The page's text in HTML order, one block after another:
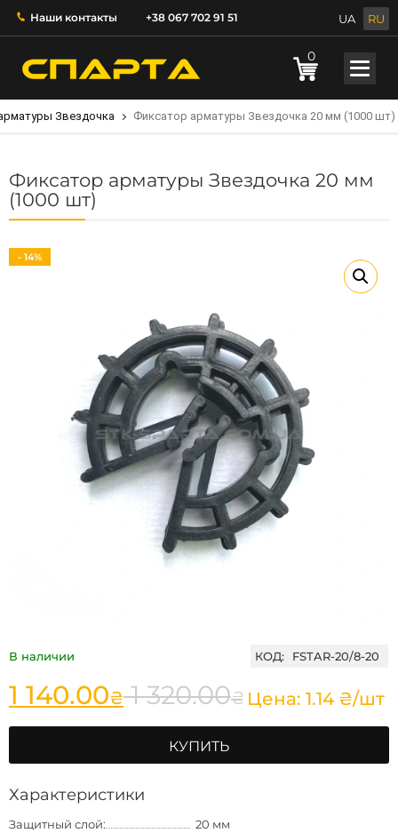
Наши контакты +38 067 702 91 51 UA RU
0
Звездочка Фиксатор арматуры Звездочка 20 мм (1000 шт)
Фиксатор арматуры Звездочка 20 мм
(1000 шт)
- 14%
В наличии КОД: FSTAR-20/8-20
1 140.00₴ 1 320.00₴ Цена: 1.14 ₴/шт
КУПИТЬ
Характеристики
Защитный слой:
20 мм